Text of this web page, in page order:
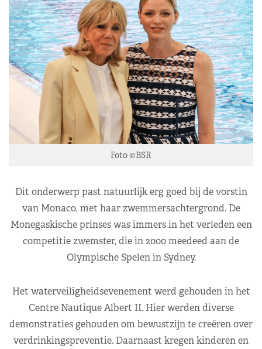
Foto ©BSR
Dit onderwerp past natuurlijk erg goed bij de vorstin
van Monaco, met haar zwemmersachtergrond. De
Monegaskische prinses was immers in het verleden een
competitie zwemster, die in 2000 meedeed aan de
Olympische Spelen in Sydney.
Het waterveiligheidsevenement werd gehouden in het
Centre Nautique Albert II. Hier werden diverse
demonstraties gehouden om bewustzijn te creëren over
verdrinkingspreventie. Daarnaast kregen kinderen en